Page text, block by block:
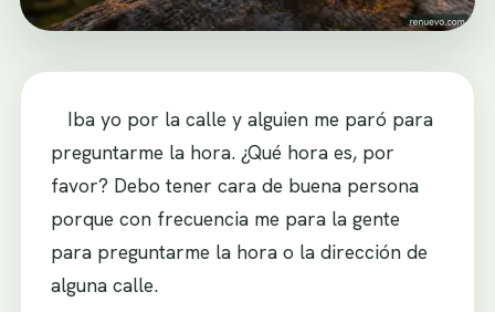
Iba yo por la calle y alguien me paró para
preguntarme la hora. ¿Qué hora es, por
favor? Debo tener cara de buena persona
porque con frecuencia me para la gente
para preguntarme la hora o la dirección de
alguna calle.